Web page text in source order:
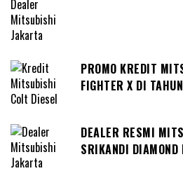
PROMO KREDIT
FIGHTER X DI
DEALER RESMI
SRIKANDI DIAMOND